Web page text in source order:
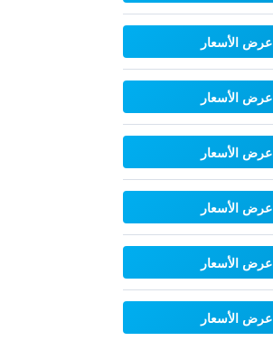
عرض الأسعار
عرض الأسعار
عرض الأسعار
عرض الأسعار
عرض الأسعار
عرض الأسعار